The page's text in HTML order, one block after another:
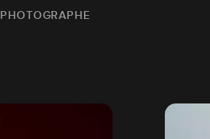
PHOTOGRAPHE